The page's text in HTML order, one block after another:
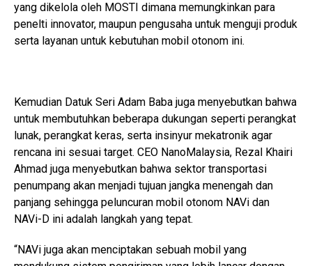
yang dikelola oleh MOSTI dimana memungkinkan para
penelti innovator, maupun pengusaha untuk menguji produk
serta layanan untuk kebutuhan mobil otonom ini.
Kemudian Datuk Seri Adam Baba juga menyebutkan bahwa
untuk membutuhkan beberapa dukungan seperti perangkat
lunak, perangkat keras, serta insinyur mekatronik agar
rencana ini sesuai target. CEO NanoMalaysia, Rezal Khairi
Ahmad juga menyebutkan bahwa sektor transportasi
penumpang akan menjadi tujuan jangka menengah dan
panjang sehingga peluncuran mobil otonom NAVi dan
NAVi-D ini adalah langkah yang tepat.
“NAVi juga akan menciptakan sebuah mobil yang